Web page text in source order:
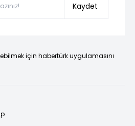
Kaydet
için habertürk uygulamasını